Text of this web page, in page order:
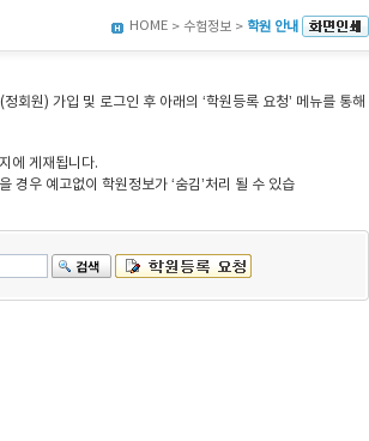
HOME > 수험정보 > 학원 안내
회원) 가입 및 로그인 후 아래의 ‘학원등록 요청’ 메뉴를 통해
에 게재됩니다.
우 예고없이 학원정보가 ‘숨김’처리 될 수 있습